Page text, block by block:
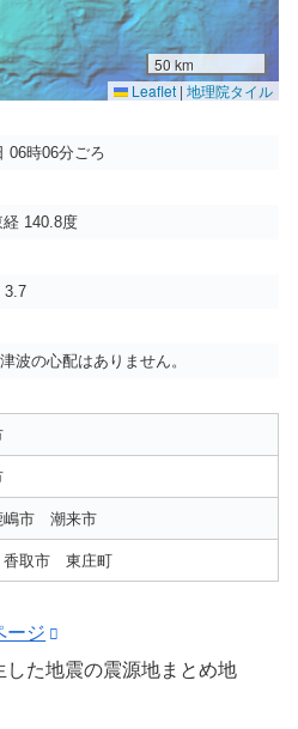
50 km
Leaflet | 地理院タイル
06時06分ごろ
140.8度
3.7
波の心配はありません。
嶋市 潮来市
香取市 東庄町
ージ
した地震の震源地まとめ地